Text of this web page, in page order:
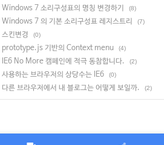
Windows 7 소리구성표의 명칭 변경하기 (8)
Windows 7 의 기본 소리구성표 레지스트리 (7)
스킨변경 (0)
prototype.js 기반의 Context menu (4)
IE6 No More 캠페인에 적극 동참합니다. (2)
사용하는 브라우저의 상당수는 IE6 (0)
다른 브라우저에서 내 블로그는 어떻게 보일까. (2)